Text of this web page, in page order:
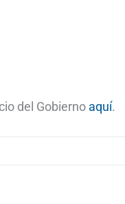
del Gobierno aquí.